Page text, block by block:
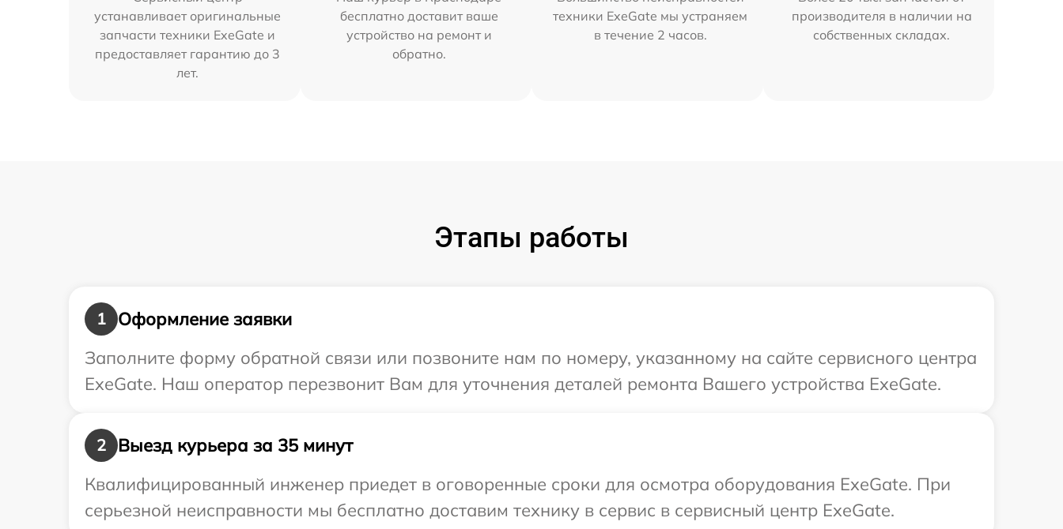
устанавливает оригинальные
запчасти техники ExeGate и
предоставляет гарантию до 3
лет.
бесплатно доставит ваше
устройство на ремонт и
обратно.
техники ExeGate мы устраняем
в течение 2 часов.
производителя в наличии на
собственных складах.
Этапы работы
1
Оформление заявки
Заполните форму обратной связи или позвоните нам по номеру, указанному на сайте сервисного центра
ExeGate. Наш оператор перезвонит Вам для уточнения деталей ремонта Вашего устройства ExeGate.
2
Выезд курьера за 35 минут
Квалифицированный инженер приедет в оговоренные сроки для осмотра оборудования ExeGate. При
серьезной неисправности мы бесплатно доставим технику в сервис в сервисный центр ExeGate.